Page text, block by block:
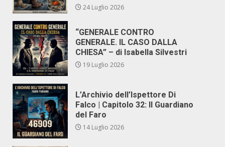
24 Luglio 2026
“GENERALE CONTRO
GENERALE. IL CASO DALLA
CHIESA” – di Isabella Silvestri
19 Luglio 2026
L’Archivio dell’Ispettore Di
Falco | Capitolo 32: Il Guardiano
del Faro
14 Luglio 2026